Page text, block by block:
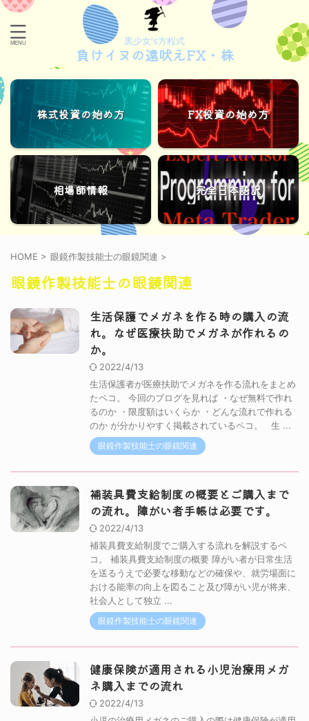
黒少女's方程式
負けイヌの遠吠えFX・株
株式投資の始め方 FX投資の始め方
相場師情報 完全日本語訳
HOME > 眼鏡作製技能士の眼鏡関連 >
眼鏡作製技能士の眼鏡関連
生活保護でメガネを作る時の購入の流
れ。なぜ医療扶助でメガネが作れるの
か。
2022/4/13
生活保護者が医療扶助でメガネを作る流れをまとめ
たペコ。 今回のブログを見れば ・なぜ無料で作れ
るのか ・限度額はいくらか ・どんな流れで作れる
のか が分かりやすく掲載されているペコ。 生 ...
眼鏡作製技能士の眼鏡関連
補装具費支給制度の概要とご購入まで
の流れ。障がい者手帳は必要です。
2022/4/13
補装具費支給制度でご購入する流れを解説するペ
コ。 補装具費支給制度の概要 障がい者が日常生活
を送るうえで必要な移動などの確保や、就労場面に
おける能率の向上を図ること及び障がい児が将来、
社会人として独立 ...
眼鏡作製技能士の眼鏡関連
健康保険が適用される小児治療用メガ
ネ購入までの流れ
2022/4/13